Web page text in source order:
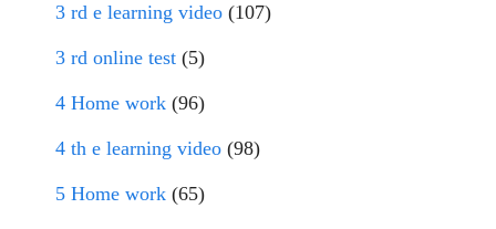
3 rd e learning video (107)
3 rd online test (5)
4 Home work (96)
4 th e learning video (98)
5 Home work (65)